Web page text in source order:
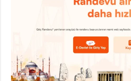
دائرة
الهجرة